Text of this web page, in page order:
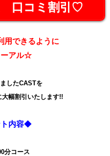
口コミ割引♡
用できるように
アル☆
したCASTを
幅割引いたします!!
内容◆
分コース